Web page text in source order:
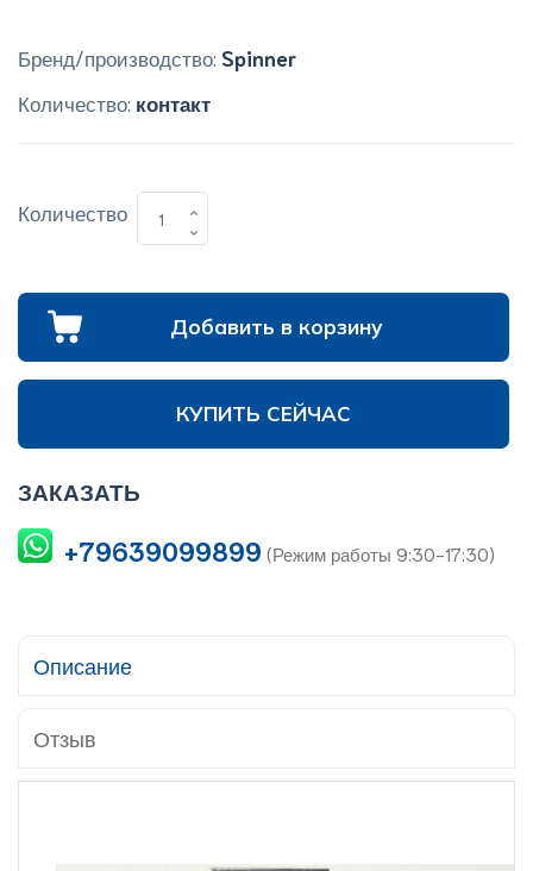
Бренд/производство: Spinner
Количество: контакт
Количество
Добавить в корзину
КУПИТЬ СЕЙЧАС
ЗАКАЗАТЬ
+79639099899 (Режим работы 9:30-17:30)
Описание
Отзыв